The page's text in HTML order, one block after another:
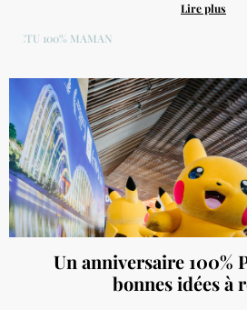
Lire plus
ACTU 100% MAMAN
Un anniversaire 100%
bonnes idées à